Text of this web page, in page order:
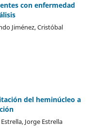
con enfermedad
Jiménez, Cristóbal
del heminúcleo a
Jorge Estrella